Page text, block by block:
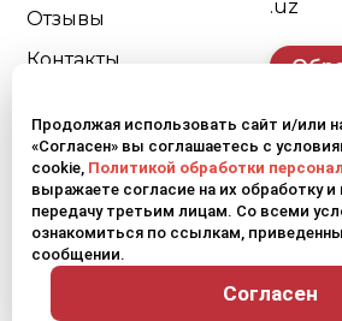
Отзывы
Контакты
.uz
Карта сайтаПолитика
© 2026 Uzumfermer. Все
Продолжая использовать сайт и/или
«Согласен» вы соглашаетесь с
cookie, Политикой обработки
выражаете согласие на их обработку
передачу третьим лицам. Со всеми
ознакомиться по ссылкам,
сообщении.
Согласен